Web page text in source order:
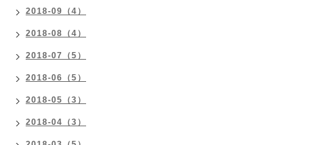
2018-09（4）
2018-08（4）
2018-07（5）
2018-06（5）
2018-05（3）
2018-04（3）